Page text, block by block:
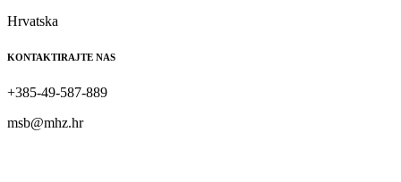
Hrvatska
KONTAKTIRAJTE NAS
+385-49-587-889
msb@mhz.hr